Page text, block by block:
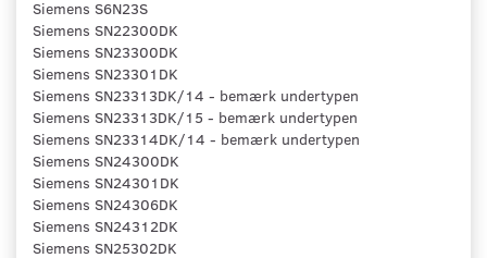
Siemens S6N23S
Siemens SN22300DK
Siemens SN23300DK
Siemens SN23301DK
Siemens SN23313DK/14 - bemærk undertypen
Siemens SN23313DK/15 - bemærk undertypen
Siemens SN23314DK/14 - bemærk undertypen
Siemens SN24300DK
Siemens SN24301DK
Siemens SN24306DK
Siemens SN24312DK
Siemens SN25302DK